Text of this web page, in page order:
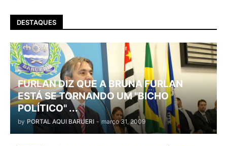
DESTAQUES
FURLAN DIZ QUE A BRUNA FURLAN
ESTÁ SE TORNANDO UM "BICHO
POLÍTICO" ...
by PORTAL AQUI BARUERI - março 31, 2009